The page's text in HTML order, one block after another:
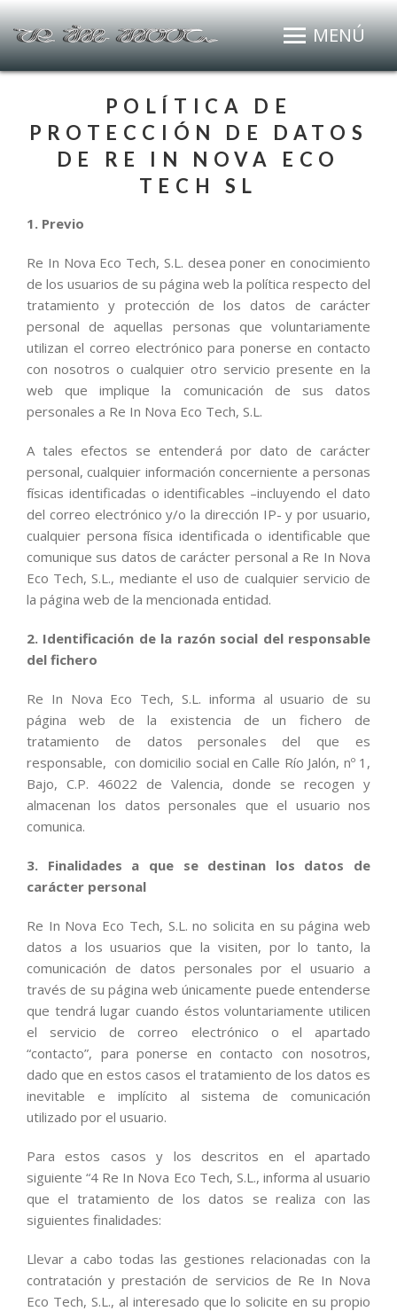
MENÚ
POLÍTICA DE
PROTECCIÓN DE DATOS
DE RE IN NOVA ECO
TECH SL
1. Previo
Re In Nova Eco Tech, S.L. desea poner en conocimiento
de los usuarios de su página web la política respecto del
tratamiento y protección de los datos de carácter
personal de aquellas personas que voluntariamente
utilizan el correo electrónico para ponerse en contacto
con nosotros o cualquier otro servicio presente en la
web que implique la comunicación de sus datos
personales a Re In Nova Eco Tech, S.L.
A tales efectos se entenderá por dato de carácter
personal, cualquier información concerniente a personas
físicas identificadas o identificables –incluyendo el dato
del correo electrónico y/o la dirección IP- y por usuario,
cualquier persona física identificada o identificable que
comunique sus datos de carácter personal a Re In Nova
Eco Tech, S.L., mediante el uso de cualquier servicio de
la página web de la mencionada entidad.
2. Identificación de la razón social del responsable
del fichero
Re In Nova Eco Tech, S.L. informa al usuario de su
página web de la existencia de un fichero de
tratamiento de datos personales del que es
responsable, con domicilio social en Calle Río Jalón, nº 1,
Bajo, C.P. 46022 de Valencia, donde se recogen y
almacenan los datos personales que el usuario nos
comunica.
3. Finalidades a que se destinan los datos de
carácter personal
Re In Nova Eco Tech, S.L. no solicita en su página web
datos a los usuarios que la visiten, por lo tanto, la
comunicación de datos personales por el usuario a
través de su página web únicamente puede entenderse
que tendrá lugar cuando éstos voluntariamente utilicen
el servicio de correo electrónico o el apartado
“contacto”, para ponerse en contacto con nosotros,
dado que en estos casos el tratamiento de los datos es
inevitable e implícito al sistema de comunicación
utilizado por el usuario.
Para estos casos y los descritos en el apartado
siguiente “4 Re In Nova Eco Tech, S.L., informa al usuario
que el tratamiento de los datos se realiza con las
siguientes finalidades:
Llevar a cabo todas las gestiones relacionadas con la
contratación y prestación de servicios de Re In Nova
Eco Tech, S.L., al interesado que lo solicite en su propio